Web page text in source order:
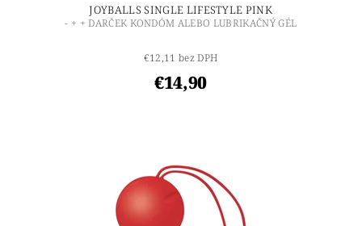
JOYBALLS SINGLE LIFESTYLE PINK
- + + DARČEK KONDÓM ALEBO LUBRIKAČNÝ GÉL
€12,11 bez DPH
€14,90